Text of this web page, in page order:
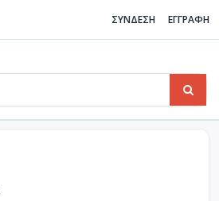
ΣΥΝΔΕΣΗ ΕΓΓΡΑΦΗ